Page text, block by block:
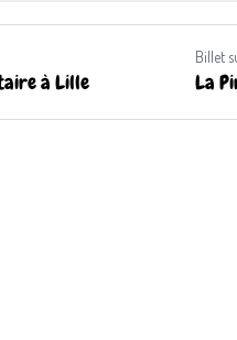
à Lille
Billet
La